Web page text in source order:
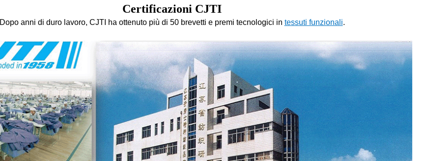
Certificazioni CJTI
Dopo anni di duro lavoro, CJTI ha ottenuto più di 50 brevetti e premi tecnologici in tessuti funzionali.